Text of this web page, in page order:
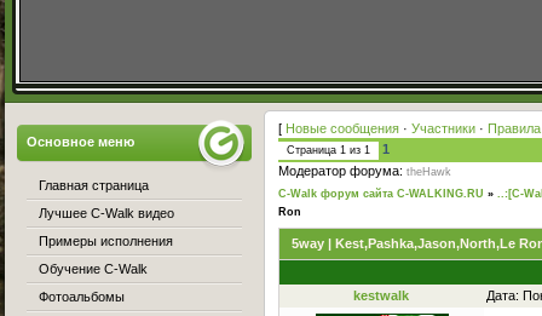
[ Новые сообщения · Участники ·
Страница 1 из 1
1
Модератор форума: theHawk
C-Walk форум сайта C-WALKING.RU » ..:[C-
Ron
5way | Kest,Pashka,Jason,North,Le
kestwalk Дата:
Основное меню
Главная страница
Лучшее C-Walk видео
Примеры исполнения
Обучение C-Walk
Фотоальбомы